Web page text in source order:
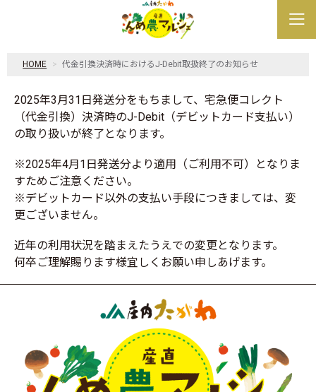
HOME 代金引換決済時におけるJ-Debit取扱終了のお知らせ
2025年3月31日発送分をもちまして、宅急便コレクト
（代金引換）決済時のJ-Debit（デビットカード支払い）
の取り扱いが終了となります。
※2025年4月1日発送分より適用（ご利用不可）となりま
すためご注意ください。
※デビットカード以外の支払い手段につきましては、変
更ございません。
近年の利用状況を踏まえたうえでの変更となります。
何卒ご理解賜ります様宜しくお願い申しあげます。